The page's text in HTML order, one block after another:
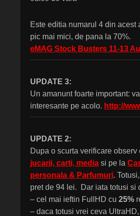
Este editia numarul 4 din acest
pic mai mici, de pana la 70%.
eMAG Stock Busters 11-13
UPDATE 3:
Un amanunt foarte important:
interesante pe acolo. http://
UPDATE 2:
Dupa o scurta verificare
jucarii, carti, media si pe la
personala & Parfumuri.
pret de 94 lei. Dar iata totusi si
– cel mai ieftin FullHD cu 25%
– daca totusi vrei ceva